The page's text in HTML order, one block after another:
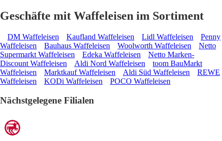
Geschäfte mit Waffeleisen im Sortiment
DM Waffeleisen Kaufland Waffeleisen Lidl Waffeleisen
Penny
Waffeleisen
Bauhaus Waffeleisen Woolworth Waffeleisen
Netto
Supermarkt Waffeleisen
Edeka Waffeleisen
Netto Marken-
Discount Waffeleisen
Aldi Nord Waffeleisen
toom BauMarkt
Waffeleisen
Marktkauf Waffeleisen Aldi Süd Waffeleisen
REWE
Waffeleisen
KODi Waffeleisen POCO Waffeleisen
Nächstgelegene Filialen